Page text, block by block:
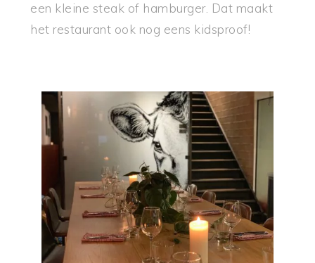
een kleine steak of hamburger. Dat maakt
het restaurant ook nog eens kidsproof!